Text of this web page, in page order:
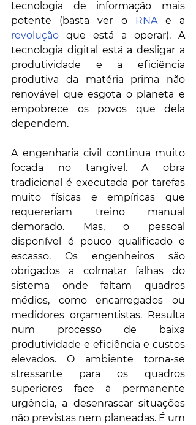
tecnologia de informação mais
potente (basta ver o RNA
revolução que está a operar). A
tecnologia digital está a desligar a
produtividade e a eficiência
produtiva da matéria prima não
renovável que esgota o planeta e
empobrece os povos que dela
dependem.
A engenharia civil continua muito
focada no tangível. A obra
tradicional é executada por tarefas
muito físicas e empíricas que
requereriam treino manual
demorado. Mas, o pessoal
disponível é pouco qualificado e
escasso. Os engenheiros são
obrigados a colmatar falhas do
sistema onde faltam quadros
médios, como encarregados ou
medidores orçamentistas. Resulta
num processo de baixa
produtividade e eficiência e custos
elevados. O ambiente torna-se
stressante para os quadros
superiores face à permanente
urgência, a desenrascar situações
não previstas nem planeadas. É um